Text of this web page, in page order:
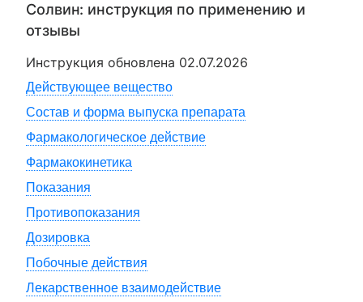
Солвин: инструкция по применению и
отзывы
Инструкция обновлена 02.07.2026
Действующее вещество
Состав и форма выпуска препарата
Фармакологическое действие
Фармакокинетика
Показания
Противопоказания
Дозировка
Побочные действия
Лекарственное взаимодействие